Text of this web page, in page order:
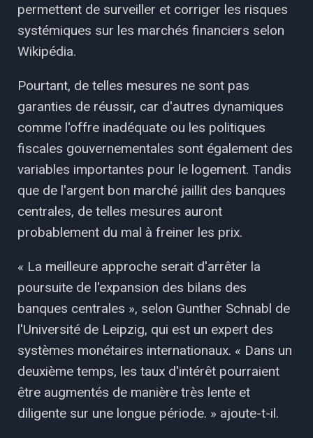
permettent de surveiller et corriger les risques
systémiques sur les marchés financiers selon
Wikipédia.
Pourtant, de telles mesures ne sont pas
garanties de réussir, car d'autres dynamiques
comme l'offre inadéquate ou les politiques
fiscales gouvernementales sont également des
variables importantes pour le logement. Tandis
que de l'argent bon marché jaillit des banques
centrales, de telles mesures auront
probablement du mal à freiner les prix.
« La meilleure approche serait d'arrêter la
poursuite de l'expansion des bilans des
banques centrales », selon Gunther Schnabl de
l'Université de Leipzig, qui est un expert des
systèmes monétaires internationaux. « Dans un
deuxième temps, les taux d'intérêt pourraient
être augmentés de manière très lente et
diligente sur une longue période. » ajoute-t-il.